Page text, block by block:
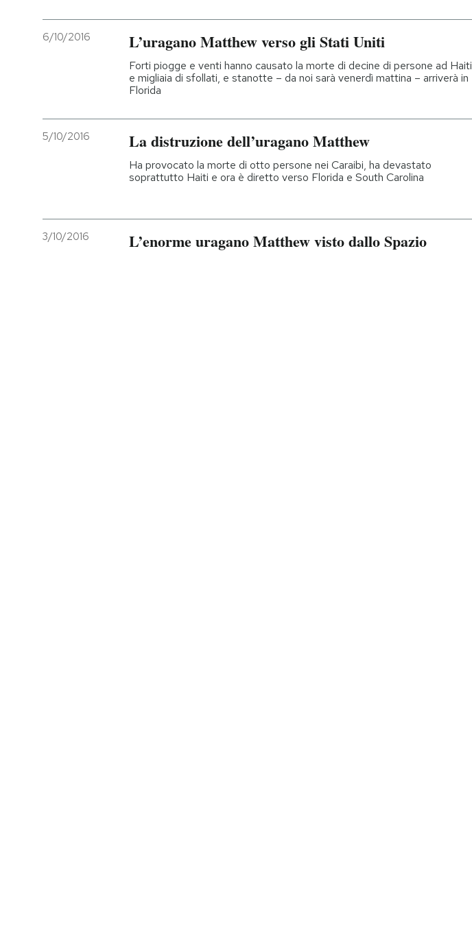
6/10/2016 L’uragano Matthew verso gli Stati Uniti
Forti piogge e venti hanno causato la morte di decine di persone ad Haiti
e migliaia di sfollati, e stanotte – da noi sarà venerdì mattina – arriverà in
Florida
5/10/2016 La distruzione dell’uragano Matthew
Ha provocato la morte di otto persone nei Caraibi, ha devastato
soprattutto Haiti e ora è diretto verso Florida e South Carolina
3/10/2016 L’enorme uragano Matthew visto dallo Spazio